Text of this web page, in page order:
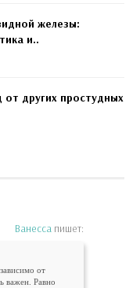
железы:
и..
от других простудных
Ванесса пишет:
от
важен. Равно